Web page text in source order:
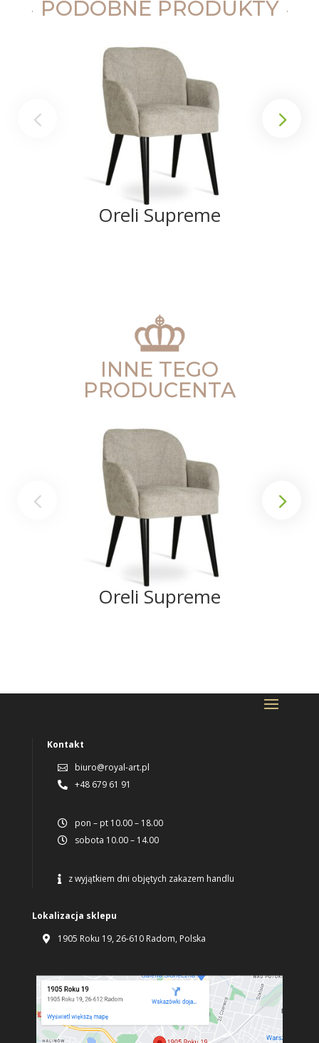
PODOBNE PRODUKTY
Oreli Supreme
INNE TEGO
PRODUCENTA
Oreli Supreme
Kontakt
 biuro@royal-art.pl
 +48 679 61 91
 pon – pt 10.00 – 18.00
 sobota 10.00 – 14.00
 z wyjątkiem dni objętych zakazem handlu
Lokalizacja sklepu
 1905 Roku 19, 26-610 Radom, Polska